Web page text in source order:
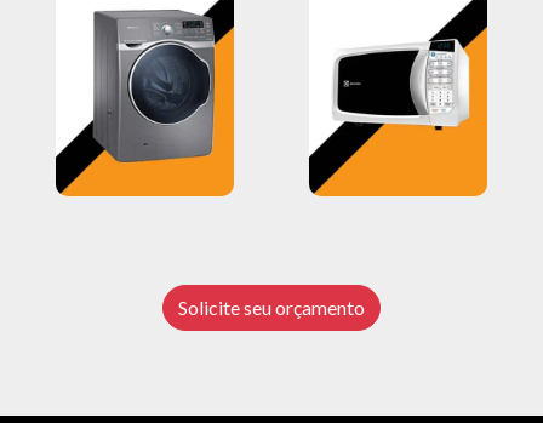
Solicite seu orçamento